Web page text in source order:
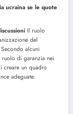
ucraina se le quote
Il ruolo
del
alcuni
ruolo di garanzia nei
creare un quadro
adeguate.